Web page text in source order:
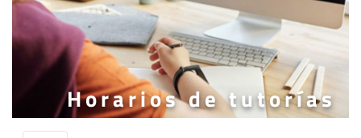
Horarios de tutorías